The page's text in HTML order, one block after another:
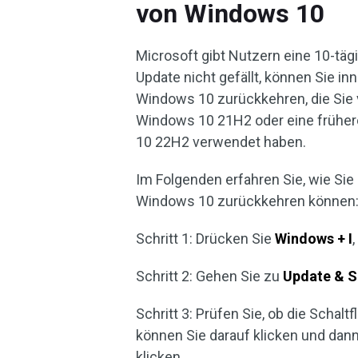
von Windows 10
Microsoft gibt Nutzern eine 10-
Update nicht gefällt, können Sie
Windows 10 zurückkehren, die
Windows 10 21H2 oder eine
10 22H2 verwendet haben.
Im Folgenden erfahren Sie, wie
Windows 10 zurückkehren
Schritt 1: Drücken SieWindows + I
Schritt 2: Gehen Sie zu Update &
Schritt 3: Prüfen Sie, ob die
können Sie darauf klicken und